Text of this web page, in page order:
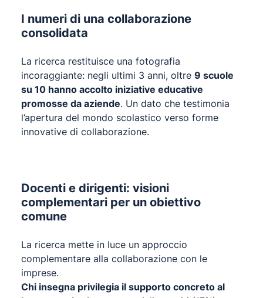
I numeri di una collaborazione
consolidata
La ricerca restituisce una fotografia
incoraggiante: negli ultimi 3 anni, oltre 9 scuole
su 10 hanno accolto iniziative educative
promosse da aziende. Un dato che testimonia
l’apertura del mondo scolastico verso forme
innovative di collaborazione.
Docenti e dirigenti: visioni
complementari per un obiettivo
comune
La ricerca mette in luce un approccio
complementare alla collaborazione con le
imprese.
Chi insegna privilegia il supporto concreto al